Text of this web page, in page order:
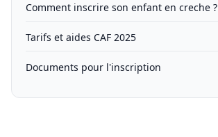
Comment inscrire son enfant en creche ?
Tarifs et aides CAF 2025
Documents pour l'inscription